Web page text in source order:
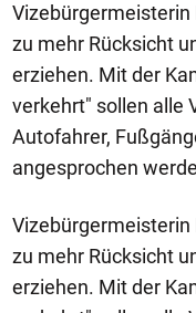
Vizebürgermeisterin
zu mehr Rücksicht
erziehen. Mit der
verkehrt" sollen alle
Autofahrer,
angesprochen
Vizebürgermeisterin
zu mehr Rücksicht
erziehen. Mit der